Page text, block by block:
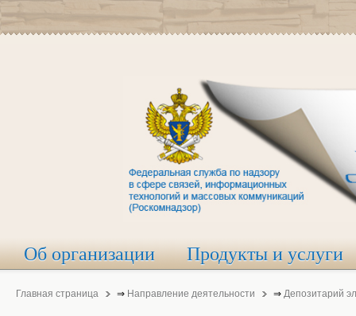
Об организации Продукты и услуги
Главная страница ⇒ Направление деятельности ⇒ Депозитарий